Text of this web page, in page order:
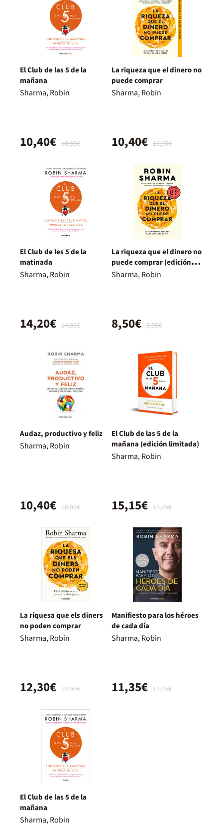
El Club de las 5 de la
mañana
Sharma, Robin
10,95€
10,40€
La riqueza que el dinero no
puede comprar
Sharma, Robin
10,95€
10,40€
El Club de les 5 de la
matinada
Sharma, Robin
14,95€
14,20€
La riqueza que el dinero no
puede comprar (edición
limitada · Verano)
Sharma, Robin
8,95€
8,50€
Audaz, productivo y feliz
Sharma, Robin
10,95€
10,40€
El Club de las 5 de la
mañana (edición limitada)
Sharma, Robin
15,95€
15,15€
La riquesa que els diners
no poden comprar
Sharma, Robin
12,95€
12,30€
Manifiesto para los héroes
de cada día
Sharma, Robin
11,95€
11,35€
El Club de las 5 de la
mañana
Sharma, Robin